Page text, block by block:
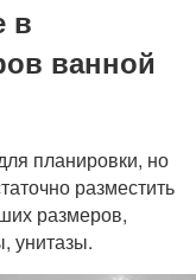
в
ванной
планировки, но
разместить
размеров,
унитазы.